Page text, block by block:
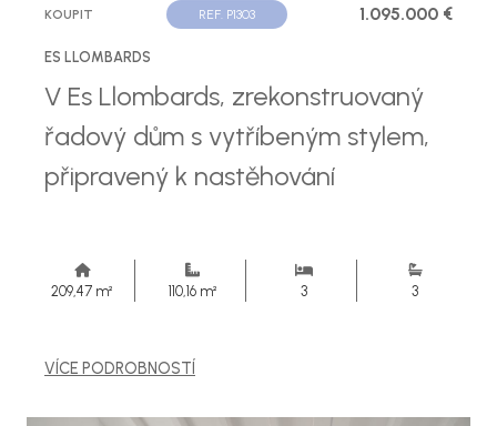
KOUPIT REF. P1303 1.095.000 €
ES LLOMBARDS
V Es Llombards, zrekonstruovaný
řadový dům s vytříbeným stylem,
připravený k nastěhování
209,47 m² 110,16 m² 3 3
VÍCE PODROBNOSTÍ